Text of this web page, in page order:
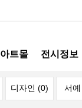
아트몰 전시정보
디자인 (0) 서